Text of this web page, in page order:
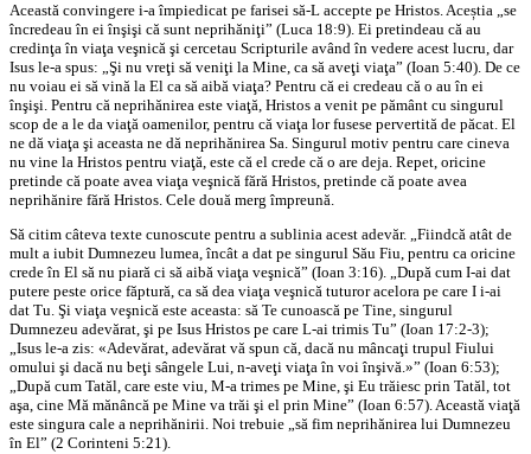
Această convingere i-a împiedicat pe farisei să-L accepte pe Hristos. Aceștia „se
încredeau în ei înşişi că sunt neprihăniţi” (Luca 18:9). Ei pretindeau că au
credinţa în viaţa veşnică şi cercetau Scripturile având în vedere acest lucru, dar
Isus le-a spus: „Şi nu vreţi să veniţi la Mine, ca să aveţi viaţa” (Ioan 5:40). De ce
nu voiau ei să vină la El ca să aibă viaţa? Pentru că ei credeau că o au în ei
înşişi. Pentru că neprihănirea este viaţă, Hristos a venit pe pământ cu singurul
scop de a le da viaţă oamenilor, pentru că viaţa lor fusese pervertită de păcat. El
ne dă viaţa şi aceasta ne dă neprihănirea Sa. Singurul motiv pentru care cineva
nu vine la Hristos pentru viaţă, este că el crede că o are deja. Repet, oricine
pretinde că poate avea viaţa veşnică fără Hristos, pretinde că poate avea
neprihănire fără Hristos. Cele două merg împreună.
Să citim câteva texte cunoscute pentru a sublinia acest adevăr. „Fiindcă atât de
mult a iubit Dumnezeu lumea, încât a dat pe singurul Său Fiu, pentru ca oricine
crede în El să nu piară ci să aibă viaţa veşnică” (Ioan 3:16). „După cum I-ai dat
putere peste orice făptură, ca să dea viaţa veşnică tuturor acelora pe care I i-ai
dat Tu. Şi viaţa veşnică este aceasta: să Te cunoască pe Tine, singurul
Dumnezeu adevărat, şi pe Isus Hristos pe care L-ai trimis Tu” (Ioan 17:2-3);
„Isus le-a zis: «Adevărat, adevărat vă spun că, dacă nu mâncaţi trupul Fiului
omului şi dacă nu beţi sângele Lui, n-aveţi viaţa în voi înşivă.»” (Ioan 6:53);
„După cum Tatăl, care este viu, M-a trimes pe Mine, şi Eu trăiesc prin Tatăl, tot
aşa, cine Mă mănâncă pe Mine va trăi şi el prin Mine” (Ioan 6:57). Această viaţă
este singura cale a neprihănirii. Noi trebuie „să fim neprihănirea lui Dumnezeu
în El” (2 Corinteni 5:21).